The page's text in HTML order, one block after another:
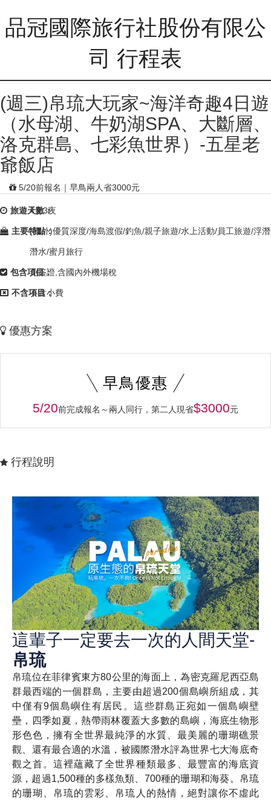
品冠國際旅行社股份有限公
司 行程表
(週三)帛琉大玩家~海洋奇趣4日遊
（水母湖、牛奶湖SPA、大斷層、
洛克群島、七彩魚世界）-五星老
爺飯店
5/20前報名｜早鳥兩人省3000元
旅遊天數：
4天3夜
主要特點：
(國外)優質深度/海島渡假/釣魚/親子旅遊/水上活動/員工旅遊/浮潛
潛水/蜜月旅行
包含項目：
免簽證,含國內外機場稅
不含項目：
不含小費
優惠方案
早鳥優惠
5/20前完成報名～兩人同行，第二人現省$3000元
行程說明
這輩子一定要去一次的人間天堂-
帛琉
帛琉位在菲律賓東方80公里的海面上，為密克羅尼西亞島
群最西端的一個群島，主要由超過200個島嶼所組成，其
中僅有9個島嶼住有居民。這些群島正宛如一個島嶼壁
壘，四季如夏，熱帶雨林覆蓋大多數的島嶼，海底生物形
形色色，擁有全世界最純淨的水質、最美麗的珊瑚礁景
觀、還有最合適的水溫，被國際潛水評為世界七大海底奇
觀之首。這裡蘊藏了全世界種類最多、最豐富的海底資
源，超過1,500種的多樣魚類、700種的珊瑚和海葵。帛琉
的珊瑚、帛琉的雲彩、帛琉人的熱情，絕對讓你不虛此